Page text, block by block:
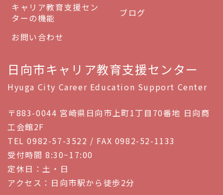
キャリア教育支援セン
ターの機能
ブログ
お問い合わせ
日向市キャリア教育支援センター
Hyuga City Career Education Support Center
〒883-0044 宮崎県日向市上町1丁目70番地 日向商
工会館2F
TEL 0982-57-3522 / FAX 0982-52-1133
受付時間 8:30~17:00
定休日：土・日
アクセス：日向市駅から徒歩2分